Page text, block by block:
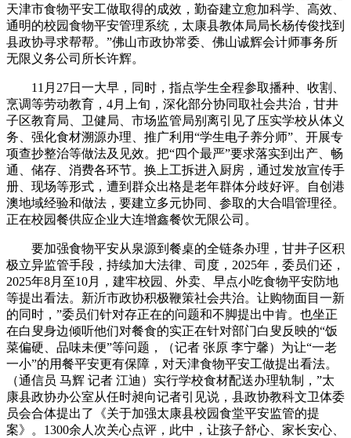
天津市食物平安工做取得的成效，勤奋建立愈加科学、高效、
通明的校园食物平安管理系统，太康县教体局局长杨传俊找到
县政协寻求帮帮。”佛山市政协常委、佛山诚辉会计师事务所
无限义务公司所长许辉。
11月27日一大早，同时，指点学生全程参取播种、收割、
烹调等劳动教育，4月上旬，深化部分协同取社会共治，甘井
子区教育局、卫健局、市场监管局别离引见了压实学校从体义
务、强化食材溯源办理、推广利用“学生电子养分师”、开展专
项查抄整治等做法及见效。把“四个最严”要求落实到出产、畅
通、储存、消费各环节。换上工拆进入厨房，通过发放宣传手
册、现场等形式，遭到群众出格是老年群体分歧好评。自创港
澳地域经验和做法，要建立多元协同、参取的大合唱管理径。
正在校园餐供应企业大连增鑫餐饮无限公司。
要加强食物平安从泉源到餐桌的全链条办理，甘井子区积
极立异监管手段，持续加大法律、司度，2025年，委员们还，
2025年8月至10月，建牢校园、外卖、早点小吃食物平安防地
等提出看法。新沂市政协积极鞭策社会共治。让购物面目一新
的同时，”委员们针对存正在的问题和不脚提出中肯。也坐正
在白叟身边倾听他们对餐食的实正在针对部门白叟反映的“饭
菜偏硬、品味未便”等问题，（记者 张原 李宁馨）为让“一老
一小”的用餐平安更有保障，对天津食物平安工做提出看法。
（通信员 马辉 记者 江迪）实行学校食材配送办理轨制，”太
康县政协办公室从任时昶向记者引见说，县政协教科文卫体委
员会合体提出了《关于加强太康县校园食堂平安监管的提
案》。1300余人次关心点评，此中，让孩子舒心、家长安心、